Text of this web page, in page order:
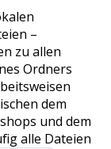
–
zu allen
Ordners
dem
und dem
alle Dateien